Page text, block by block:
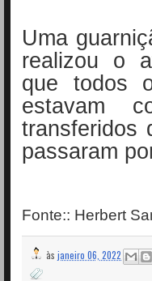
Uma
realizou o
que todos
estavam
transferidos
passaram
Fonte:: Herbert
às janeiro 06, 2022